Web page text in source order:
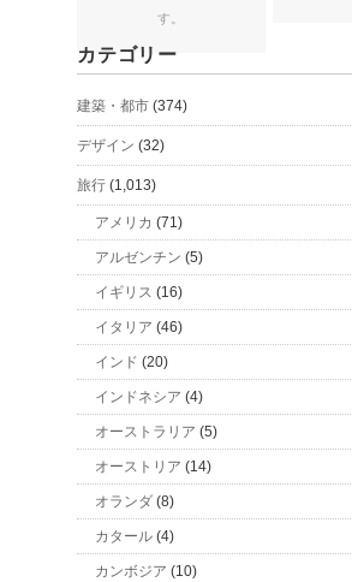
す。
カテゴリー
建築・都市 (374)
デザイン (32)
旅行 (1,013)
アメリカ (71)
アルゼンチン (5)
イギリス (16)
イタリア (46)
インド (20)
インドネシア (4)
オーストラリア (5)
オーストリア (14)
オランダ (8)
カタール (4)
カンボジア (10)